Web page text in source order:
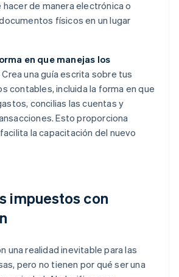
de manera electrónica o
físicos en un lugar
en que manejas los
Crea una guía escrita sobre tus
contables, incluida la forma en que
concilias las cuentas y
Esto proporciona
la capacitación del nuevo
impuestos con
una realidad inevitable para las
pero no tienen por qué ser una